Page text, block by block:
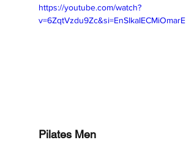
https://youtube.com/watch?
v=6ZqtVzdu9Zc&si=EnSIkaIECMiOmarE
Pilates Men